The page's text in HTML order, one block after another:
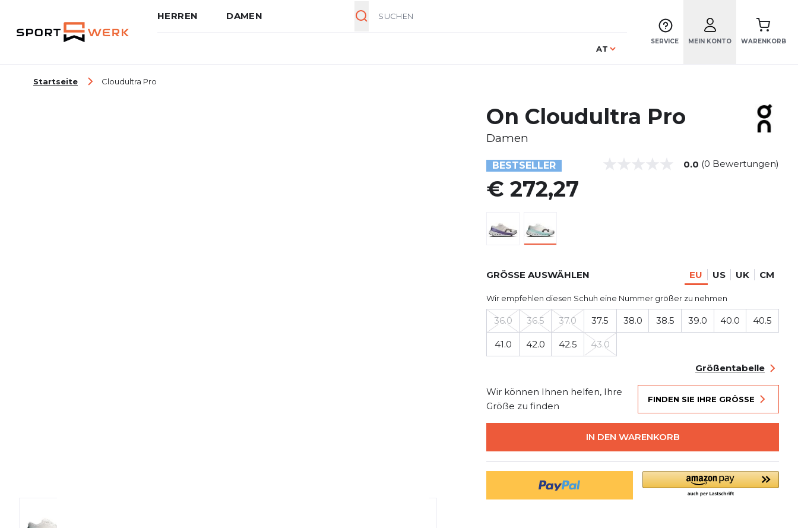
HERREN DAMEN
Sprache
AT
SERVICE MEIN KONTO WARENKORB
Startseite Cloudultra Pro
On Cloudultra Pro
Damen
BESTSELLER 0.0 (0 Bewertungen)
€ 272,27
GRÖSSE AUSWÄHLEN EU US UK CM
Wir empfehlen diesen Schuh eine Nummer größer zu nehmen
36.0 36.5 37.0 37.5 38.0 38.5 39.0 40.0 40.5
41.0 42.0 42.5 43.0
Größentabelle
Wir können Ihnen helfen, Ihre
Größe zu finden
FINDEN SIE IHRE GRÖSSE
IN DEN WARENKORB